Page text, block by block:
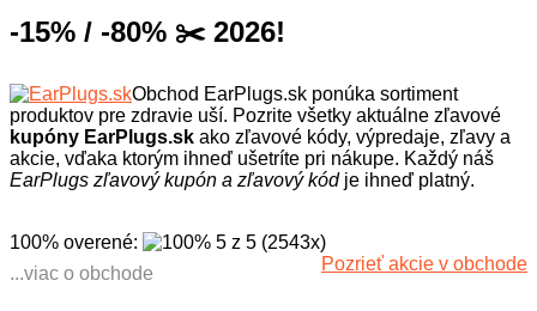
-15% / -80% ✂️ 2026!
Obchod EarPlugs.sk ponúka sortiment
produktov pre zdravie uší. Pozrite všetky aktuálne zľavové
kupóny EarPlugs.sk ako zľavové kódy, výpredaje, zľavy a
akcie, vďaka ktorým ihneď ušetríte pri nákupe. Každý náš
EarPlugs zľavový kupón a zľavový kódje ihneď platný.
100% overené: 5 z 5 (2543x)
Pozrieť akcie v obchode
Už viac ako 5 rokov sa EarPlugs.sk
...viac o obchode